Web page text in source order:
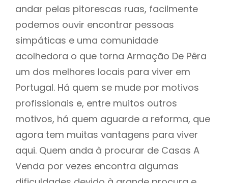
andar pelas pitorescas ruas, facilmente
podemos ouvir encontrar pessoas
simpáticas e uma comunidade
acolhedora o que torna Armação De Pêra
um dos melhores locais para viver em
Portugal. Há quem se mude por motivos
profissionais e, entre muitos outros
motivos, há quem aguarde a reforma, que
agora tem muitas vantagens para viver
aqui. Quem anda à procurar de Casas A
Venda por vezes encontra algumas